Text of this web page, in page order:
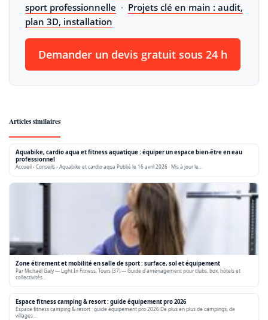
sport professionnelle · Projets clé en main : audit,
plan 3D, installation
Demander un devis gratuit sous 24 h
Articles similaires
Aquabike, cardio aqua et fitness aquatique : équiper un espace bien-être en eau
professionnel
Accueil › Conseils › Aquabike et cardio aqua Publié le 16 avril 2026 · Mis à jour le…
Zone étirement et mobilité en salle de sport : surface, sol et équipement
Par Michaël Galy — Light In Fitness, Tours (37) — Guide d'aménagement pour clubs, box, hôtels et
collectivités…
Espace fitness camping & resort : guide équipement pro 2026
Espace fitness camping & resort : guide équipement pro 2026 De plus en plus de campings, de
villages…